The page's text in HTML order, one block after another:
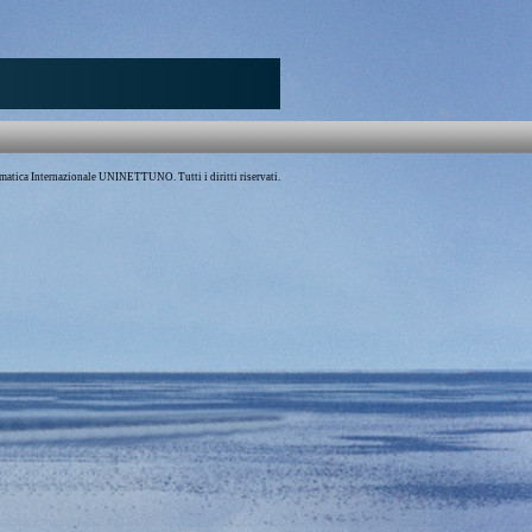
Internazionale UNINETTUNO. Tutti i diritti riservati.